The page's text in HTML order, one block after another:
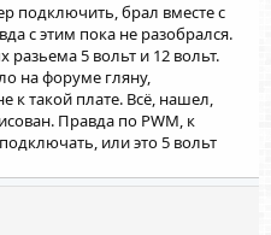
подключить, брал вместе с
с этим пока не разобрался.
разьема 5 вольт и 12 вольт.
на форуме гляну,
к такой плате. Всё, нашел,
Правда по PWM, к
или это 5 вольт